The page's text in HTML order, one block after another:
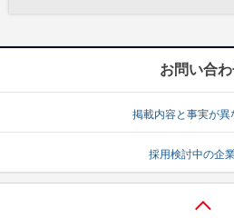
お問い合
掲載内容と事実が異
採用検討中の企